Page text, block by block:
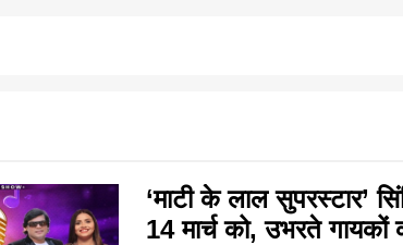
‘माटी के लाल सुपरस्टार’
14 मार्च को, उभरते गायकों